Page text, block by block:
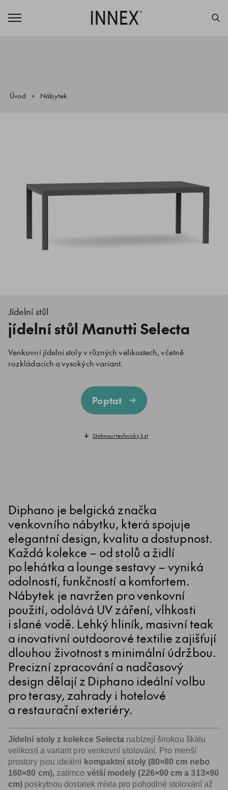
Úvod Nábytek
Jídelní stůl
jídelní stůl Manutti Selecta
Venkovní jídelní stoly v různých velikostech, včetně
rozkládacích a vysokých variant.
Poptat
Stáhnout technický list
Diphano je belgická značka
venkovního nábytku, která spojuje
elegantní design, kvalitu a dostupnost.
Každá kolekce – od stolů a židlí
po lehátka a lounge sestavy – vyniká
odolností, funkčností a komfortem.
Nábytek je navržen pro venkovní
použití, odolává UV záření, vlhkosti
i slané vodě. Lehký hliník, masivní teak
a inovativní outdoorové textilie zajišťují
dlouhou životnost s minimální údržbou.
Precizní zpracování a nadčasový
design dělají z Diphano ideální volbu
pro terasy, zahrady i hotelové
a restaurační exteriéry.
Jídelní stoly z kolekce Selecta nabízejí širokou škálu
velikostí a variant pro venkovní stolování. Pro menší
prostory jsou ideální kompaktní stoly (80×80 cm nebo
160×80 cm),zatímco větší modely (226×90 cm a 313×90
cm) poskytnou dostatek místa pro pohodlné stolování až